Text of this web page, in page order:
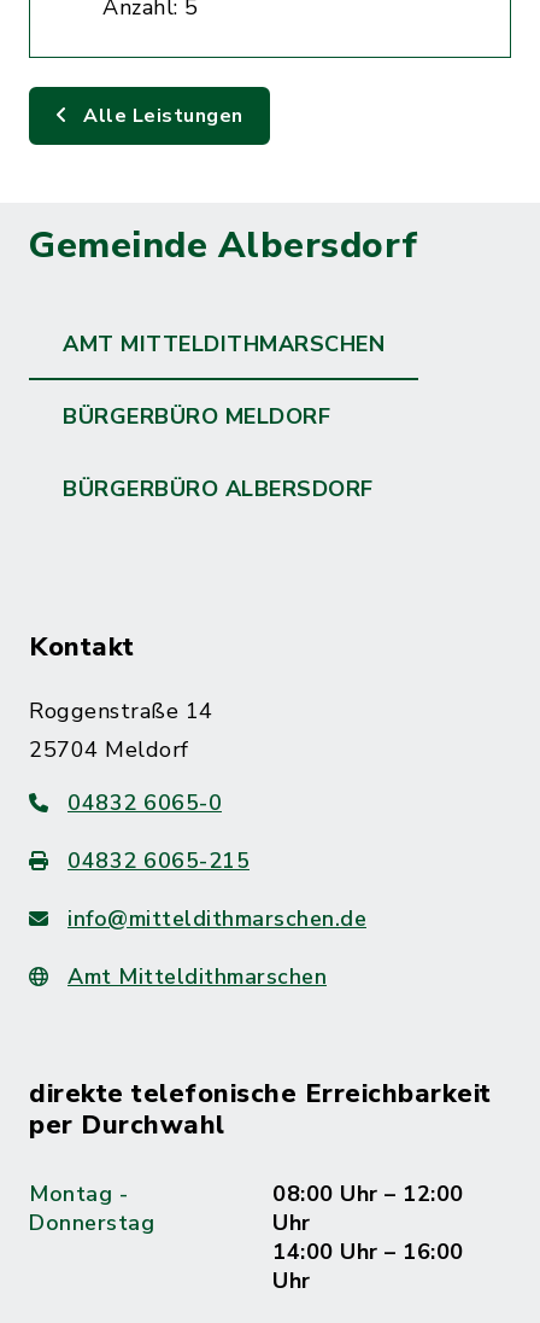
Anzahl: 5
Alle Leistungen
Gemeinde Albersdorf
AMT MITTELDITHMARSCHEN
BÜRGERBÜRO MELDORF
BÜRGERBÜRO ALBERSDORF
Kontakt
Roggenstraße 14
25704 Meldorf
04832 6065-0
04832 6065-215
info@mitteldithmarschen.de
Amt Mitteldithmarschen
direkte telefonische Erreichbarkeit
per Durchwahl
Montag -
Donnerstag
08:00 Uhr – 12:00
Uhr
14:00 Uhr – 16:00
Uhr